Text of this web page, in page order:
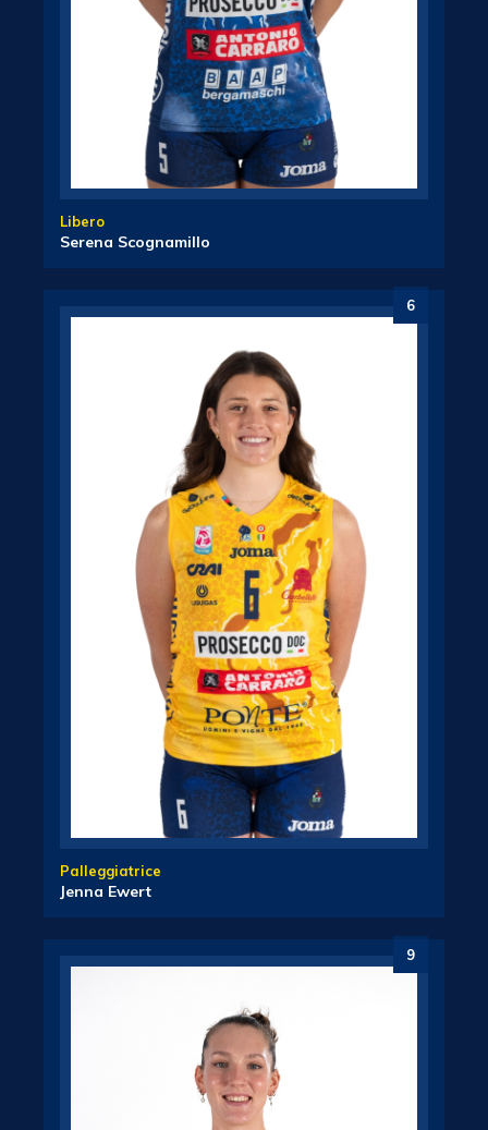
Libero
Serena Scognamillo
6
Palleggiatrice
Jenna Ewert
9